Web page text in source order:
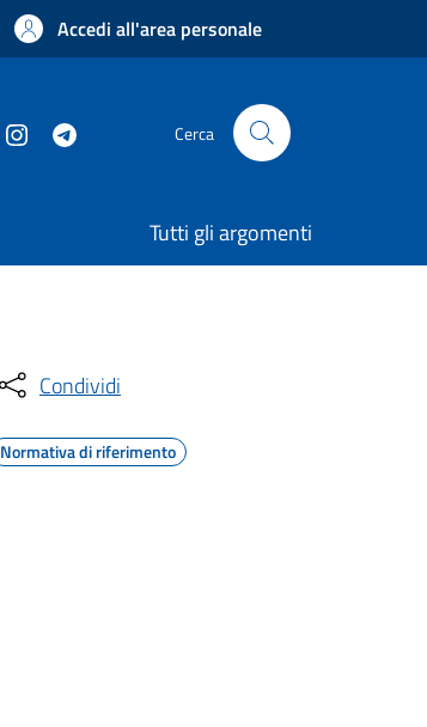
Accedi all'area personale
Cerca
Tutti gli argomenti
Condividi
Normativa di riferimento